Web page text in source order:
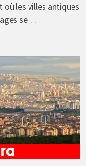
où les villes antiques
se…